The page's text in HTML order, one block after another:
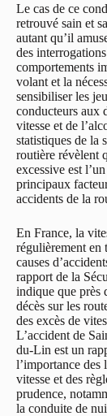
Le cas de ce
retrouvé sain et
autant qu’il
des
comportements
volant et la
sensibiliser les
conducteurs aux
vitesse et de
statistiques de la
routière révèlent
excessive est
principaux
accidents de la
En France, la
régulièrement en
causes
rapport de la
indique que près
décès sur les
des excès de
L’accident de
du-Lin est un
l’importance des
vitesse et des
prudence,
la conduite de